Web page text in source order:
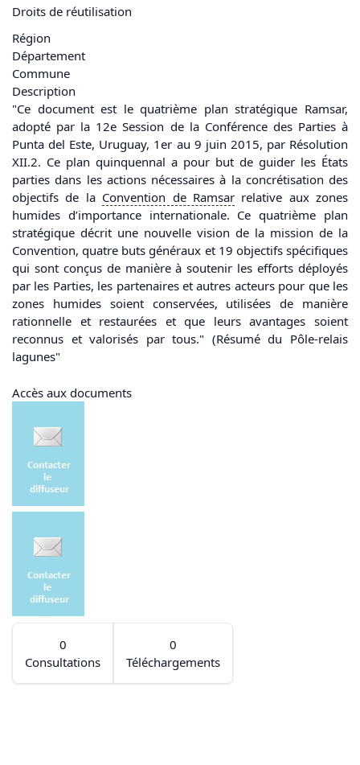
Droits de réutilisation
Région
Département
Commune
Description
"Ce document est le quatrième plan stratégique Ramsar,
adopté par la 12e Session de la Conférence des Parties à
Punta del Este, Uruguay, 1er au 9 juin 2015, par Résolution
XII.2. Ce plan quinquennal a pour but de guider les États
parties dans les actions nécessaires à la concrétisation des
objectifs de la Convention de Ramsarrelative aux zones
humides d’importance internationale. Ce quatrième plan
stratégique décrit une nouvelle vision de la mission de la
Convention, quatre buts généraux et 19 objectifs spécifiques
qui sont conçus de manière à soutenir les efforts déployés
par les Parties, les partenaires et autres acteurs pour que les
zones humides soient conservées, utilisées de manière
rationnelle et restaurées et que leurs avantages soient
reconnus et valorisés par tous." (Résumé du Pôle-relais
lagunes"
Accès aux documents
0
Consultations
0
Téléchargements